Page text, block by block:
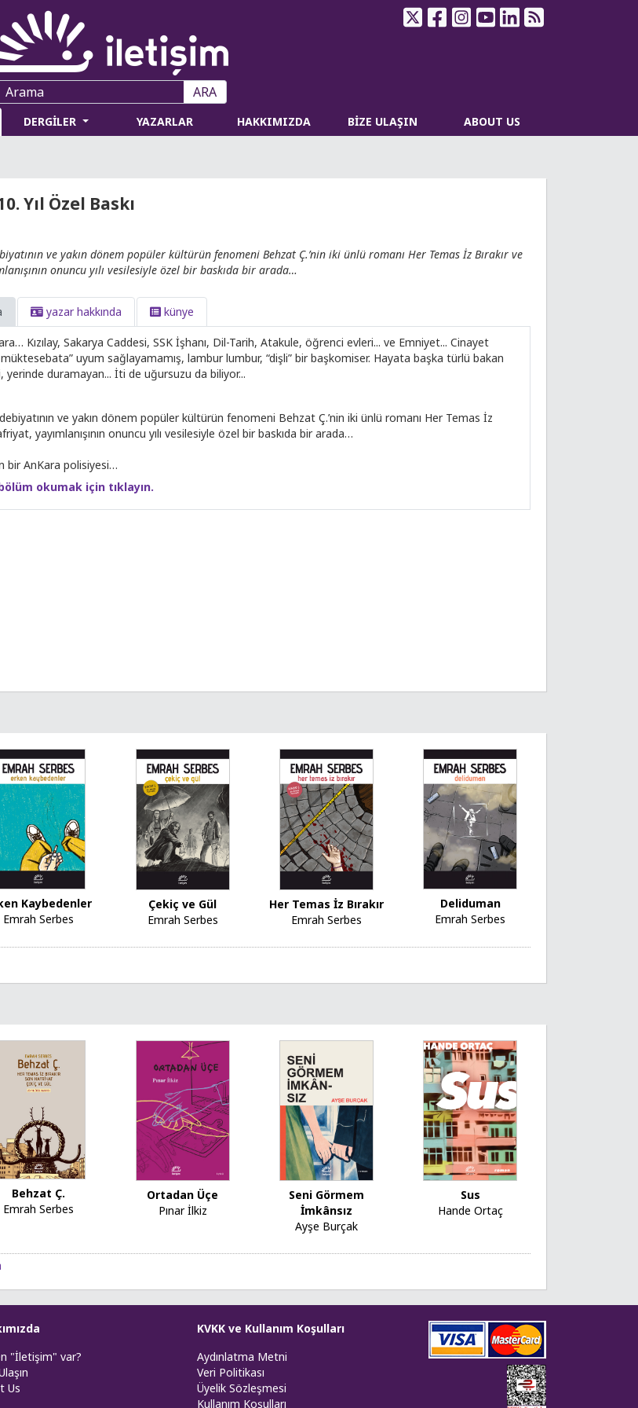
ARA
DERGİLER YAZARLAR HAKKIMIZDA BİZE ULAŞIN ABOUT US
Yıl Özel Baskı
ve yakın dönem popüler kültürün fenomeni Behzat Ç.’nin iki ünlü romanı Her Temas İz Bırakır ve
onuncu yılı vesilesiyle özel bir baskıda bir arada…
yazar hakkında künye
Kızılay, Sakarya Caddesi, SSK İşhanı, Dil-Tarih, Atakule, öğrenci evleri... ve Emniyet... Cinayet
müktesebata” uyum sağlayamamış, lambur lumbur, “dişli” bir başkomiser. Hayata başka türlü bakan
yerinde duramayan... İti de uğursuzu da biliyor...
ve yakın dönem popüler kültürün fenomeni Behzat Ç.’nin iki ünlü romanı Her Temas İz
yayımlanışının onuncu yılı vesilesiyle özel bir baskıda bir arada…
bir AnKara polisiyesi…
okumak için tıklayın.
Kaybedenler
Emrah Serbes
Çekiç ve Gül
Emrah Serbes
Her Temas İz Bırakır
Emrah Serbes
Deliduman
Emrah Serbes
Behzat Ç.
Emrah Serbes
Ortadan Üçe
Pınar İlkiz
Seni Görmem
İmkânsız
Ayşe Burçak
Sus
Hande Ortaç
"İletişim" var?
Us
KVKK ve Kullanım Koşulları
Aydınlatma Metni
Veri Politikası
Üyelik Sözleşmesi
Kullanım Koşulları